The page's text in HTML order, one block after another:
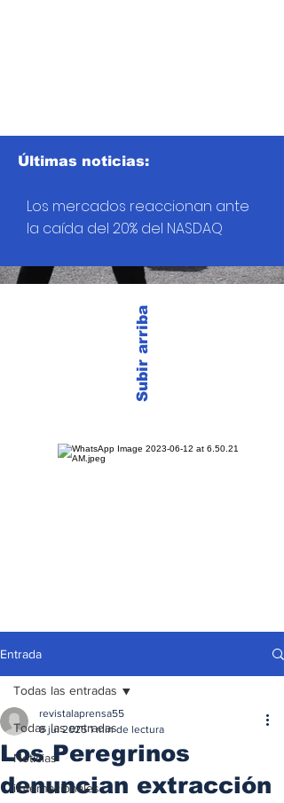
Subir arriba
Últimas noticias:
Los mercados reaccionan ante
la caída del 20% del NASDAQ
Entrada
Todas las entradas
Noticias
iInternacionales
Todas las entradas
Los Peregrinos
denuncian extracción
revistalaprensa55
8 jul 2025 1 min de lectura